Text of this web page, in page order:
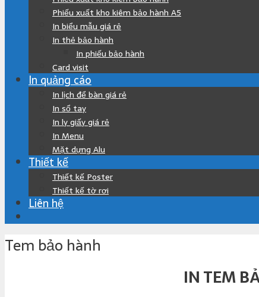
Phiếu xuất kho kiêm bảo hành A5
In biểu mẫu giá rẻ
In thẻ bảo hành
In phiếu bảo hành
Card visit
In quảng cáo
In lịch để bàn giá rẻ
In sổ tay
In ly giấy giá rẻ
In Menu
Mặt dựng Alu
Thiết kế
Thiết kế Poster
Thiết kế tờ rơi
Liên hệ
Tem bảo hành
IN TEM